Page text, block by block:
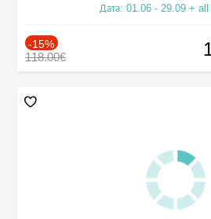
Дата: 01.06 - 29.09 +
-15%
118.00€